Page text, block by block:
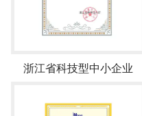
浙江省科技型中小企业